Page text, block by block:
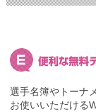
選手名簿やトーナ
お使いいただける